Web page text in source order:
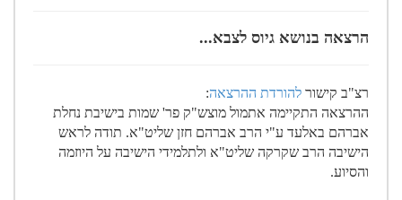
הרצאה בנושא גיוס לצבא...
רצ"ב קישור להורדת ההרצאה:
ההרצאה התקיימה אתמול מוצש"ק פר' שמות בישיבת נחלת
אברהם באלעד ע"י הרב אברהם חזן שליט"א. תודה לראש
הישיבה הרב שקרקה שליט"א ולתלמידי הישיבה על היוזמה
והסיוע.